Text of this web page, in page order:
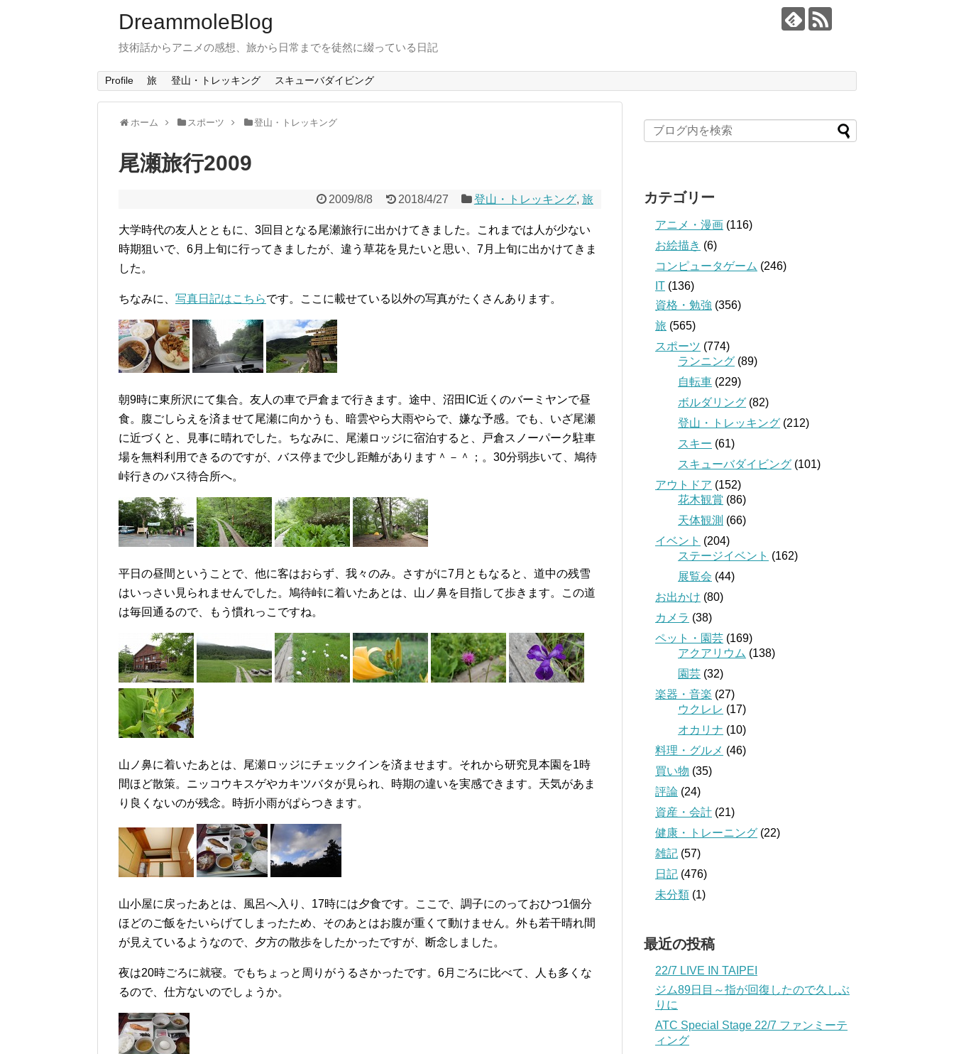
DreammoleBlog
技術話からアニメの感想、旅から日常までを徒然に綴っている日記
Profile 旅 登山・トレッキング スキューバダイビング
ホーム スポーツ 登山・トレッキング
尾瀬旅行2009
2009/8/8 2018/4/27 登山・トレッキング, 旅
大学時代の友人とともに、3回目となる尾瀬旅行に出かけてきました。これまでは人が少ない
時期狙いで、6月上旬に行ってきましたが、違う草花を見たいと思い、7月上旬に出かけてきま
した。
ちなみに、 写真日記はこちらです。ここに載せている以外の写真がたくさんあります。
朝9時に東所沢にて集合。友人の車で戸倉まで行きます。途中、沼田IC近くのバーミヤンで昼
食。腹ごしらえを済ませて尾瀬に向かうも、暗雲やら大雨やらで、嫌な予感。でも、いざ尾瀬
に近づくと、見事に晴れでした。ちなみに、尾瀬ロッジに宿泊すると、戸倉スノーパーク駐車
場を無料利用できるのですが、バス停まで少し距離があります＾－＾；。30分弱歩いて、鳩待
峠行きのバス待合所へ。
平日の昼間ということで、他に客はおらず、我々のみ。さすがに7月ともなると、道中の残雪
はいっさい見られませんでした。鳩待峠に着いたあとは、山ノ鼻を目指して歩きます。この道
は毎回通るので、もう慣れっこですね。
山ノ鼻に着いたあとは、尾瀬ロッジにチェックインを済ませます。それから研究見本園を1時
間ほど散策。ニッコウキスゲやカキツバタが見られ、時期の違いを実感できます。天気があま
り良くないのが残念。時折小雨がぱらつきます。
山小屋に戻ったあとは、風呂へ入り、17時には夕食です。ここで、調子にのっておひつ1個分
ほどのご飯をたいらげてしまったため、そのあとはお腹が重くて動けません。外も若干晴れ間
が見えているようなので、夕方の散歩をしたかったですが、断念しました。
夜は20時ごろに就寝。でもちょっと周りがうるさかったです。6月ごろに比べて、人も多くな
るので、仕方ないのでしょうか。
カテゴリー
アニメ・漫画 (116)
お絵描き (6)
コンピュータゲーム (246)
IT (136)
資格・勉強 (356)
旅 (565)
スポーツ (774)
ランニング (89)
自転車 (229)
ボルダリング (82)
登山・トレッキング (212)
スキー (61)
スキューバダイビング (101)
アウトドア (152)
花木観賞 (86)
天体観測 (66)
イベント (204)
ステージイベント (162)
展覧会 (44)
お出かけ (80)
カメラ (38)
ペット・園芸 (169)
アクアリウム (138)
園芸 (32)
楽器・音楽 (27)
ウクレレ (17)
オカリナ (10)
料理・グルメ (46)
買い物 (35)
評論 (24)
資産・会計 (21)
健康・トレーニング (22)
雑記 (57)
日記 (476)
未分類 (1)
最近の投稿
22/7 LIVE IN TAIPEI
ジム89日目～指が回復したので久しぶ
りに
ATC Special Stage 22/7 ファンミーテ
ィング